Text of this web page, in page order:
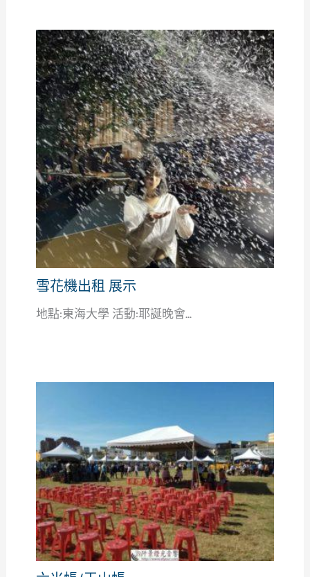
雪花機出租 展示
地點:東海大學 活動:耶誕晚會...